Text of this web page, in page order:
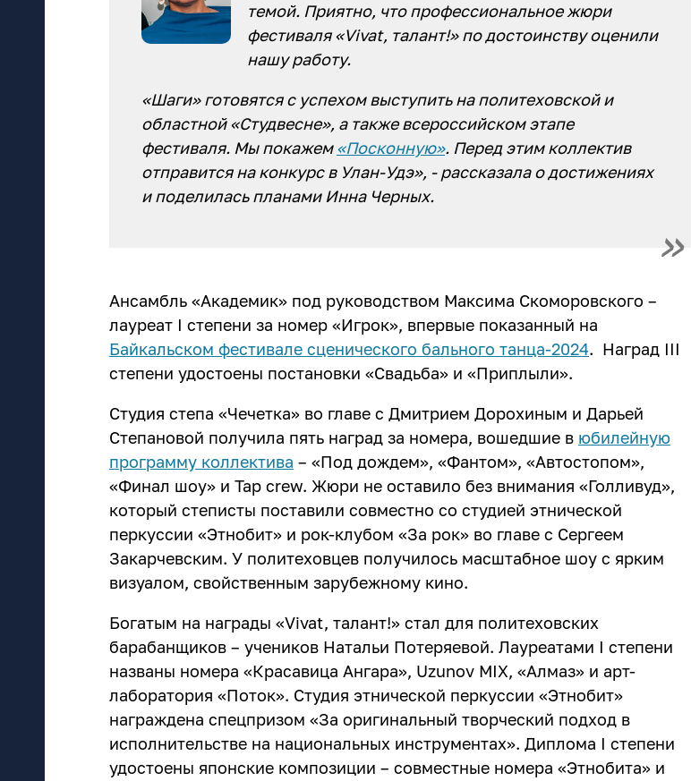
темой. Приятно, что профессиональное жюри
фестиваля «Vivat, талант!» по достоинству оценили
нашу работу.
«Шаги» готовятся с успехом выступить на политеховской и
областной «Студвесне», а также всероссийском этапе
фестиваля. Мы покажем«Посконную». Перед этим коллектив
отправится на конкурс в Улан-Удэ», - рассказала о достижениях
и поделилась планами Инна Черных.
Ансамбль «Академик» под руководством Максима Скоморовского –
лауреат I степени за номер «Игрок», впервые показанный на
Байкальском фестивале сценического бального танца-2024. Наград III
степени удостоены постановки «Свадьба» и «Приплыли».
Студия степа «Чечетка» во главе с Дмитрием Дорохиным и Дарьей
Степановой получила пять наград за номера, вошедшие в юбилейную
программу коллектива – «Под дождем», «Фантом», «Автостопом»,
«Финал шоу» и Tap crew. Жюри не оставило без внимания «Голливуд»,
который степисты поставили совместно со студией этнической
перкуссии «Этнобит» и рок-клубом «За рок» во главе с Сергеем
Закарчевским. У политеховцев получилось масштабное шоу с ярким
визуалом, свойственным зарубежному кино.
Богатым на награды «Vivat, талант!» стал для политеховских
барабанщиков – учеников Натальи Потеряевой. Лауреатами I степени
названы номера «Красавица Ангара», Uzunov MIX, «Алмаз» и арт-
лаборатория «Поток». Студия этнической перкуссии «Этнобит»
награждена спецпризом «За оригинальный творческий подход в
исполнительстве на национальных инструментах». Диплома I степени
удостоены японские композиции – совместные номера «Этнобита» и